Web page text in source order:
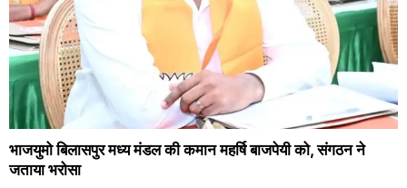
भाजयुमो बिलासपुर मध्य मंडल की कमान महर्षि बाजपेयी को, संगठन ने
जताया भरोसा